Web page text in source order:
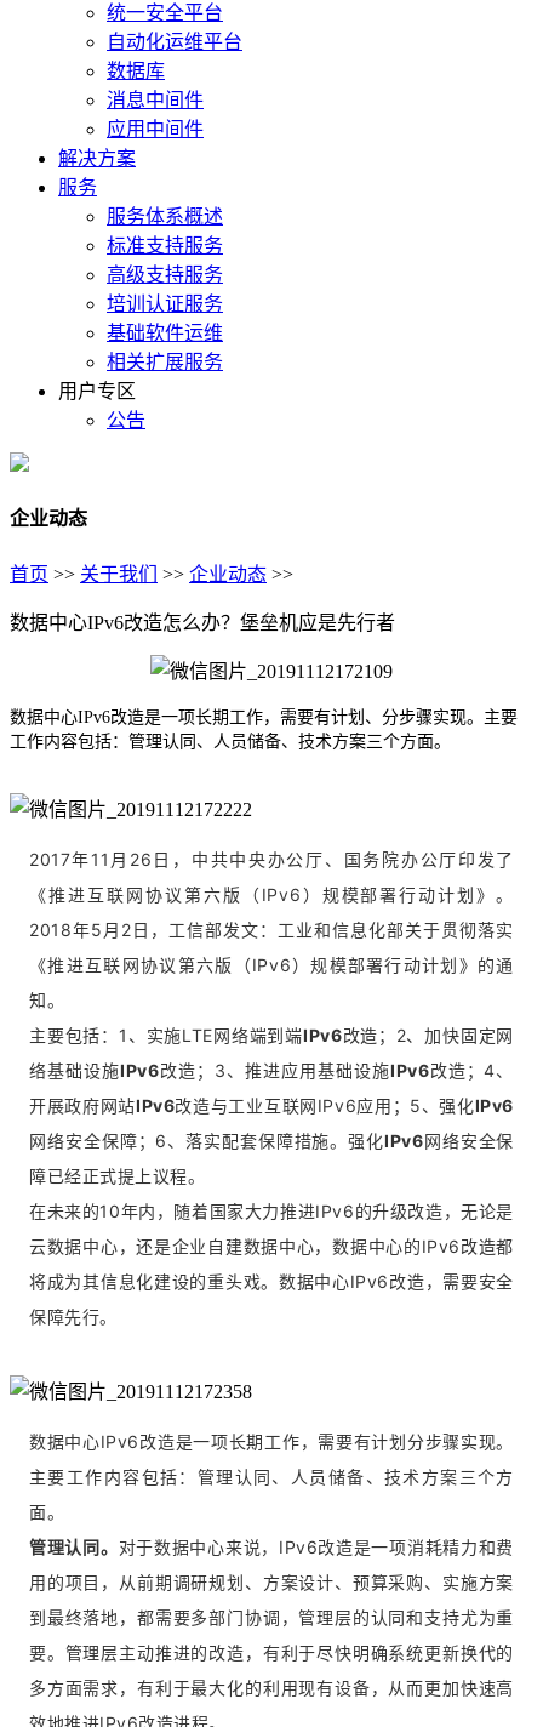
统一安全平台
自动化运维平台
数据库
消息中间件
应用中间件
解决方案
服务
服务体系概述
标准支持服务
高级支持服务
培训认证服务
基础软件运维
相关扩展服务
用户专区
公告
企业动态
首页 >> 关于我们 >> 企业动态 >>
数据中心IPv6改造怎么办？堡垒机应是先行者
数据中心IPv6改造是一项长期工作，需要有计划、分步骤实现。主要
工作内容包括：管理认同、人员储备、技术方案三个方面。
2017年11月26日，中共中央办公厅、国务院办公厅印发了
《推进互联网协议第六版（IPv6）规模部署行动计划》。
2018年5月2日，工信部发文：工业和信息化部关于贯彻落实
《推进互联网协议第六版（IPv6）规模部署行动计划》的通
知。
主要包括：1、实施LTE网络端到端IPv6改造；2、加快固定网
络基础设施IPv6改造；3、推进应用基础设施IPv6改造；4、
开展政府网站IPv6改造与工业互联网IPv6应用；5、强化IPv6
网络安全保障；6、落实配套保障措施。强化IPv6网络安全保
障已经正式提上议程。
在未来的10年内，随着国家大力推进IPv6的升级改造，无论是
云数据中心，还是企业自建数据中心，数据中心的IPv6改造都
将成为其信息化建设的重头戏。数据中心IPv6改造，需要安全
保障先行。
数据中心IPv6改造是一项长期工作，需要有计划分步骤实现。
主要工作内容包括：管理认同、人员储备、技术方案三个方
面。
管理认同。 对于数据中心来说，IPv6改造是一项消耗精力和费
用的项目，从前期调研规划、方案设计、预算采购、实施方案
到最终落地，都需要多部门协调，管理层的认同和支持尤为重
要。管理层主动推进的改造，有利于尽快明确系统更新换代的
多方面需求，有利于最大化的利用现有设备，从而更加快速高
效地推进IPv6改造进程。